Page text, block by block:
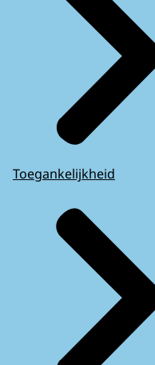
Toegankelijkheid